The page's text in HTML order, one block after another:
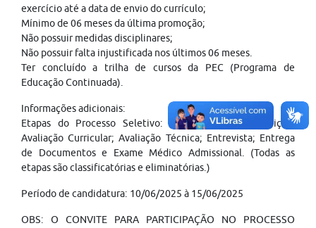
exercício até a data de envio do currículo;
Mínimo de 06 meses da última promoção;
Não possuir medidas disciplinares;
Não possuir falta injustificada nos últimos 06 meses.
Ter concluído a trilha de cursos da PEC (Programa de
Educação Continuada).
Informações adicionais:
Etapas do Processo Seletivo: Questionário de Inscrição;
Avaliação Curricular; Avaliação Técnica; Entrevista; Entrega
de Documentos e Exame Médico Admissional. (Todas as
etapas são classificatórias e eliminatórias.)
Período de candidatura: 10/06/2025 à 15/06/2025
OBS: O CONVITE PARA PARTICIPAÇÃO NO PROCESSO